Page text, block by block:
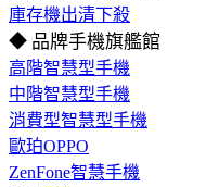
庫存機出清下殺
◆ 品牌手機旗艦館
高階智慧型手機
中階智慧型手機
消費型智慧型手機
歐珀OPPO
ZenFone智慧手機